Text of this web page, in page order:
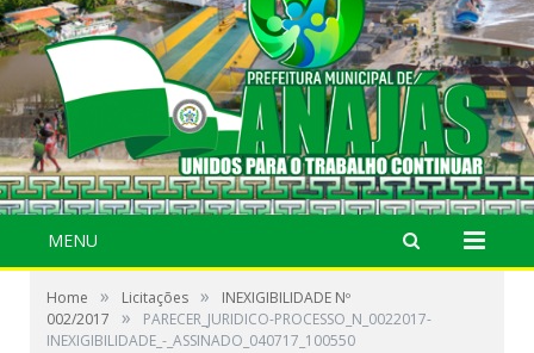
MENU
Home » Licitações »
INEXIGIBILIDADE Nº
002/2017
»
PARECER_JURIDICO-PROCESSO_N_0022017-
INEXIGIBILIDADE_-_ASSINADO_040717_100550